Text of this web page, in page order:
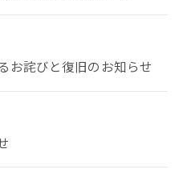
お詫びと復旧のお知らせ